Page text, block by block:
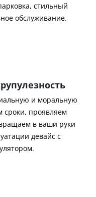
стильный
обслуживание.
и моральную
сроки, проявляем
в ваши руки
девайс с